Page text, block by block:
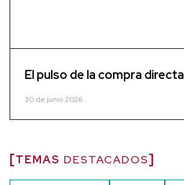
El pulso de la compra directa
30 de junio 2026
TEMAS DESTACADOS